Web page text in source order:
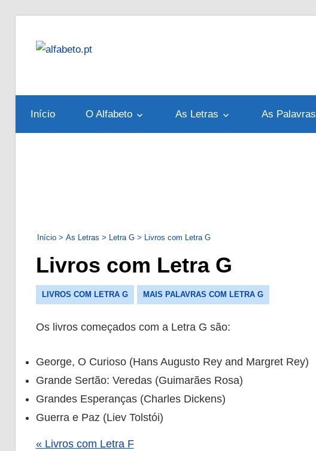
o
Alfabeto
Português
Início O Alfabeto As Letras As Palavras
Início > As Letras > Letra G > Livros com Letra G
Livros com Letra G
LIVROS COM LETRA G MAIS PALAVRAS COM LETRA G
Os livros começados com a Letra G são:
George, O Curioso (Hans Augusto Rey and Margret Rey)
Grande Sertão: Veredas (Guimarães Rosa)
Grandes Esperanças (Charles Dickens)
Guerra e Paz (Liev Tolstói)
« Livros com Letra F